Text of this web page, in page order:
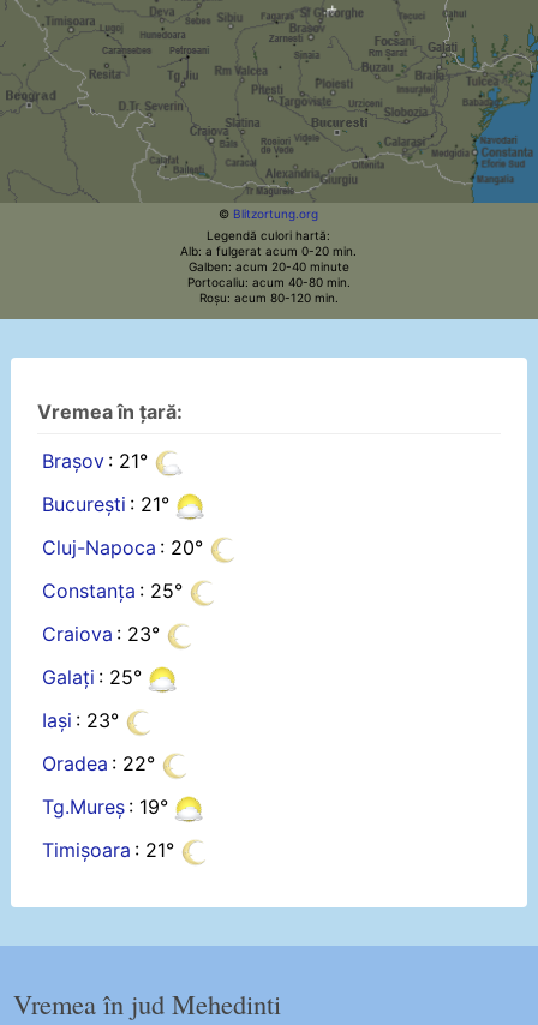
© Blitzortung.org
Legendă culori hartă:
Alb: a fulgerat acum 0-20 min.
Galben: acum 20-40 minute
Portocaliu: acum 40-80 min.
Roșu: acum 80-120 min.
Vremea în țară:
Brașov : 21°
București : 21°
Cluj-Napoca : 20°
Constanța : 25°
Craiova : 23°
Galați : 25°
Iași : 23°
Oradea : 22°
Tg.Mureș : 19°
Timișoara : 21°
Vremea în jud Mehedinti